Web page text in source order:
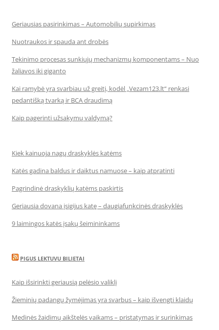
Geriausias pasirinkimas – Automobilių supirkimas
Nuotraukos ir spauda ant drobės
Tekinimo procesas sunkiųjų mechanizmų komponentams – Nuo
žaliavos iki giganto
Kai ramybė yra svarbiau už greitį, kodėl „Vezam123.lt“ renkasi
pedantišką tvarką ir BCA draudimą
Kaip pagerinti užsakymų valdymą?
Kiek kainuoja nagų draskyklės katėms
Katės gadina baldus ir daiktus namuose – kaip atpratinti
Pagrindinė draskyklių katėms paskirtis
Geriausia dovana įsigijus katę – daugiafunkcinės draskyklės
9 laimingos katės įsakų šeimininkams
PIGUS LEKTUVU BILIETAI
Kaip išsirinkti geriausią pelėsio valiklį
Žieminių padangų žymėjimas yra svarbus – kaip išvengti klaidų
Medinės žaidimų aikštelės vaikams – pristatymas ir surinkimas